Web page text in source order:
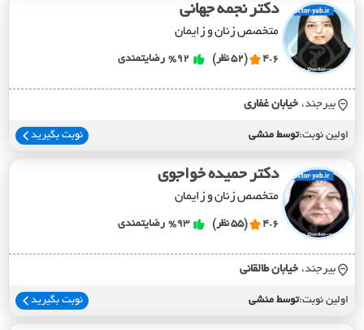
دکتر نجمه جهانی
متخصص زنان و زایمان
4.6 (52 نظر) %92 رضایتمندی
بیرجند، خيابان غفاري
اولین نوبت:توسط منشی نوبت بگیرید
دکتر حمیده خواجوی
متخصص زنان و زایمان
4.6 (55 نظر) %93 رضایتمندی
بیرجند، خيابان طالقاني
اولین نوبت:توسط منشی نوبت بگیرید